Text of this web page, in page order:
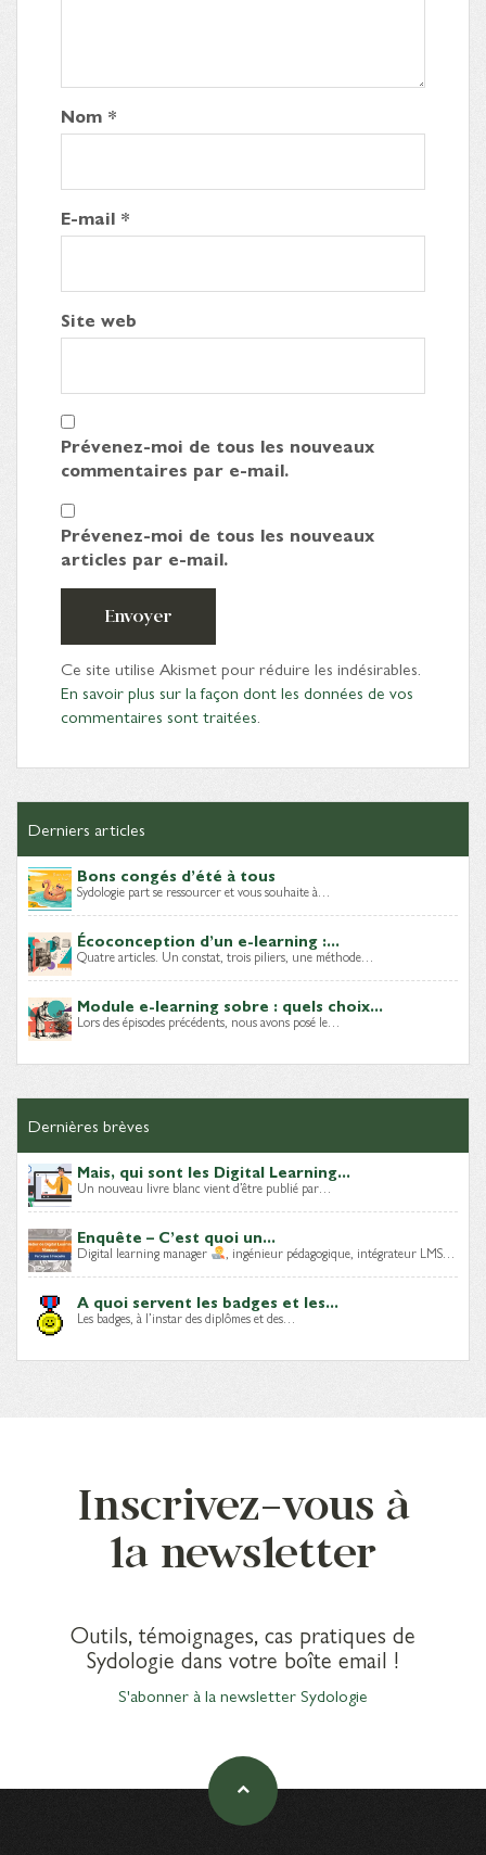
Nom *
E-mail *
Site web
Prévenez-moi de tous les nouveaux
commentaires par e-mail.
Prévenez-moi de tous les nouveaux
articles par e-mail.
Envoyer
Ce site utilise Akismet pour réduire les indésirables.
En savoir plus sur la façon dont les données de vos
commentaires sont traitées.
Derniers articles
Bons congés d’été à tous
Sydologie part se ressourcer et vous souhaite à…
Écoconception d’un e-learning :...
Quatre articles. Un constat, trois piliers, une méthode…
Module e-learning sobre : quels choix...
Lors des épisodes précédents, nous avons posé le…
Dernières brèves
Mais, qui sont les Digital Learning...
Un nouveau livre blanc vient d’être publié par…
Enquête – C’est quoi un...
Digital learning manager , ingénieur pédagogique, intégrateur LMS…
A quoi servent les badges et les...
Les badges, à l’instar des diplômes et des…
Inscrivez-vous à
la newsletter
Outils, témoignages, cas pratiques de
Sydologie dans votre boîte email !
S'abonner à la newsletter Sydologie